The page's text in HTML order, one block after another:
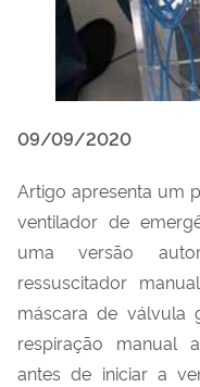
09/09/2020
Artigo apresenta um
ventilador de
uma versão
ressuscitador
máscara de válvula
respiração manual
antes de iniciar a